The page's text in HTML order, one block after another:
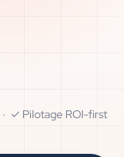
✓ Pilotage ROI-first